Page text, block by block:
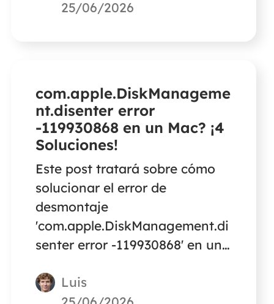
te des cuenta de que no
25/06/2026
com.apple.DiskManageme
nt.disenter error
-119930868 en un Mac? ¡4
Soluciones!
Este post tratará sobre cómo
solucionar el error de
desmontaje
'com.apple.DiskManagement.di
senter error -119930868' en un
Luis